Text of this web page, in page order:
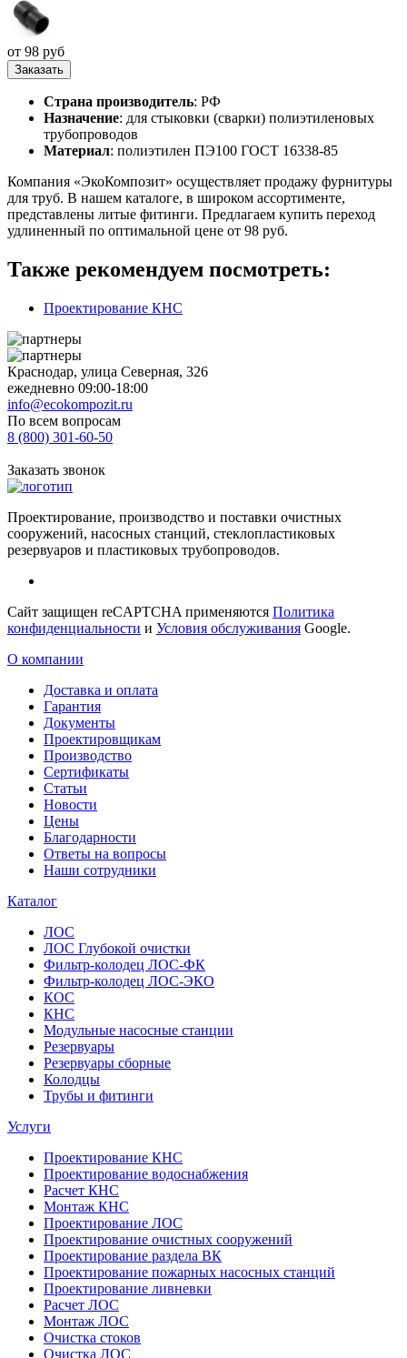
от 98 руб
Заказать
Страна производитель: РФ
Назначение: для стыковки (сварки) полиэтиленовых
трубопроводов
Материал: полиэтилен ПЭ100 ГОСТ 16338-85
Компания «ЭкоКомпозит» осуществляет продажу фурнитуры
для труб. В нашем каталоге, в широком ассортименте,
представлены литые фитинги. Предлагаем купить переход
удлиненный по оптимальной цене от 98 руб.
Также рекомендуем посмотреть:
Проектирование КНС
Краснодар, улица Северная, 326
ежедневно 09:00-18:00
info@ecokompozit.ru
По всем вопросам
8 (800) 301-60-50
Заказать звонок
Проектирование, производство и поставки очистных
сооружений, насосных станций, стеклопластиковых
резервуаров и пластиковых трубопроводов.
Сайт защищен reCAPTCHA применяются Политика
конфиденциальности и Условия обслуживания Google.
О компании
Доставка и оплата
Гарантия
Документы
Проектировщикам
Производство
Сертификаты
Статьи
Новости
Цены
Благодарности
Ответы на вопросы
Наши сотрудники
Каталог
ЛОС
ЛОС Глубокой очистки
Фильтр-колодец ЛОС-ФК
Фильтр-колодец ЛОС-ЭКО
КОС
КНС
Модульные насосные станции
Резервуары
Резервуары сборные
Колодцы
Трубы и фитинги
Услуги
Проектирование КНС
Проектирование водоснабжения
Расчет КНС
Монтаж КНС
Проектирование ЛОС
Проектирование очистных сооружений
Проектирование раздела ВК
Проектирование пожарных насосных станций
Проектирование ливневки
Расчет ЛОС
Монтаж ЛОС
Очистка стоков
Очистка ЛОС